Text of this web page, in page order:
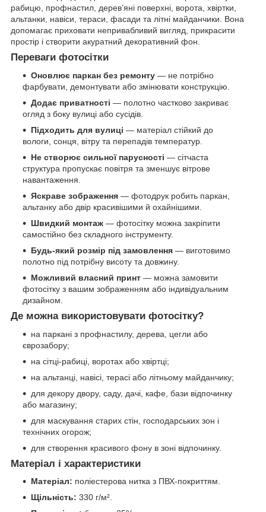
рабицю, профнастил, дерев’яні поверхні, ворота, хвіртки,
альтанки, навіси, тераси, фасади та літні майданчики. Вона
допомагає приховати непривабливий вигляд, прикрасити
простір і створити акуратний декоративний фон.
Переваги фотосітки
Оновлює паркан без ремонту — не потрібно
фарбувати, демонтувати або змінювати конструкцію.
Додає приватності — полотно частково закриває
огляд з боку вулиці або сусідів.
Підходить для вулиці — матеріал стійкий до
вологи, сонця, вітру та перепадів температур.
Не створює сильної парусності — сітчаста
структура пропускає повітря та зменшує вітрове
навантаження.
Яскраве зображення — фотодрук робить паркан,
альтанку або двір красивішими й охайнішими.
Швидкий монтаж — фотосітку можна закріпити
самостійно без складного інструменту.
Будь-який розмір під замовлення — виготовимо
полотно під потрібну висоту та довжину.
Можливий власний принт — можна замовити
фотосітку з вашим зображенням або індивідуальним
дизайном.
Де можна використовувати фотосітку?
на паркані з профнастилу, дерева, цегли або
єврозабору;
на сітці-рабиці, воротах або хвіртці;
на альтанці, навісі, терасі або літньому майданчику;
для декору двору, саду, дачі, кафе, бази відпочинку
або магазину;
для маскування старих стін, господарських зон і
технічних огорож;
для створення красивого фону в зоні відпочинку.
Матеріал і характеристики
Матеріал: поліестерова нитка з ПВХ-покриттям.
Щільність: 330 г/м².